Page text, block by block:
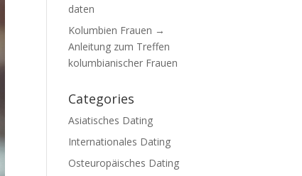
daten
Kolumbien Frauen →
Anleitung zum Treffen
kolumbianischer Frauen
Categories
Asiatisches Dating
Internationales Dating
Osteuropäisches Dating